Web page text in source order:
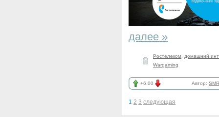
далее »
Ростелеком
домашний
Wargaming
+6.00 Автор:
1 2 3 следующая